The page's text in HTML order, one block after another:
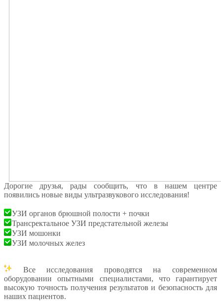
Дорогие друзья, рады сообщить, что в нашем центре
появились новые виды ультразвукового исследования!
УЗИ органов брюшной полости + почки
Трансректальное УЗИ предстательной железы
УЗИ мошонки
УЗИ молочных желез
Все исследования проводятся на современном
оборудовании опытными специалистами, что гарантирует
высокую точность получения результатов и безопасность для
наших пациентов.